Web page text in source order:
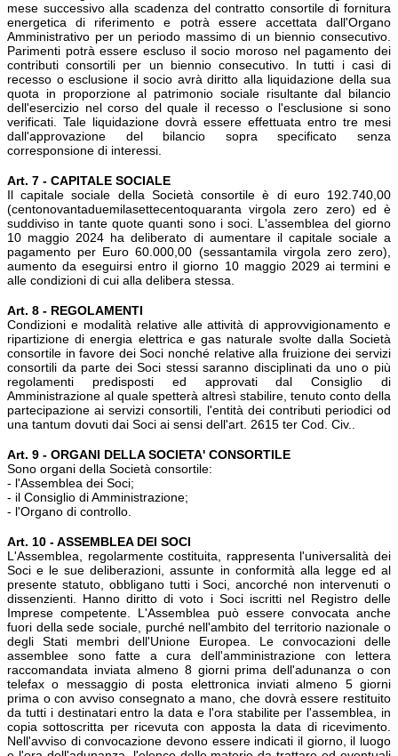
mese successivo alla scadenza del contratto consortile di fornitura
energetica di riferimento e potrà essere accettata dall'Organo
Amministrativo per un periodo massimo di un biennio consecutivo.
Parimenti potrà essere escluso il socio moroso nel pagamento dei
contributi consortili per un biennio consecutivo. In tutti i casi di
recesso o esclusione il socio avrà diritto alla liquidazione della sua
quota in proporzione al patrimonio sociale risultante dal bilancio
dell'esercizio nel corso del quale il recesso o l'esclusione si sono
verificati. Tale liquidazione dovrà essere effettuata entro tre mesi
dall'approvazione del bilancio sopra specificato senza
corresponsione di interessi.
Art. 7 - CAPITALE SOCIALE
Il capitale sociale della Società consortile è di euro 192.740,00
(centonovantaduemilasettecentoquaranta virgola zero zero) ed è
suddiviso in tante quote quanti sono i soci. L'assemblea del giorno
10 maggio 2024 ha deliberato di aumentare il capitale sociale a
pagamento per Euro 60.000,00 (sessantamila virgola zero zero),
aumento da eseguirsi entro il giorno 10 maggio 2029 ai termini e
alle condizioni di cui alla delibera stessa.
Art. 8 - REGOLAMENTI
Condizioni e modalità relative alle attività di approvvigionamento e
ripartizione di energia elettrica e gas naturale svolte dalla Società
consortile in favore dei Soci nonché relative alla fruizione dei servizi
consortili da parte dei Soci stessi saranno disciplinati da uno o più
regolamenti predisposti ed approvati dal Consiglio di
Amministrazione al quale spetterà altresì stabilire, tenuto conto della
partecipazione ai servizi consortili, l'entità dei contributi periodici od
una tantum dovuti dai Soci ai sensi dell'art. 2615 ter Cod. Civ..
Art. 9 - ORGANI DELLA SOCIETA' CONSORTILE
Sono organi della Società consortile:
- l'Assemblea dei Soci;
- il Consiglio di Amministrazione;
- l'Organo di controllo.
Art. 10 - ASSEMBLEA DEI SOCI
L'Assemblea, regolarmente costituita, rappresenta l'universalità dei
Soci e le sue deliberazioni, assunte in conformità alla legge ed al
presente statuto, obbligano tutti i Soci, ancorché non intervenuti o
dissenzienti. Hanno diritto di voto i Soci iscritti nel Registro delle
Imprese competente. L'Assemblea può essere convocata anche
fuori della sede sociale, purché nell'ambito del territorio nazionale o
degli Stati membri dell'Unione Europea. Le convocazioni delle
assemblee sono fatte a cura dell'amministrazione con lettera
raccomandata inviata almeno 8 giorni prima dell'adunanza o con
telefax o messaggio di posta elettronica inviati almeno 5 giorni
prima o con avviso consegnato a mano, che dovrà essere restituito
da tutti i destinatari entro la data e l'ora stabilite per l'assemblea, in
copia sottoscritta per ricevuta con apposta la data di ricevimento.
Nell'avviso di convocazione devono essere indicati il giorno, il luogo